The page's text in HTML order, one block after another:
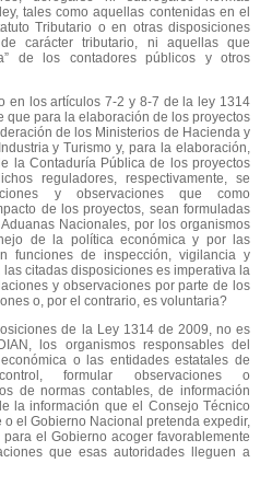
tales como aquellas contenidas en el
Tributario o en otras disposiciones
carácter tributario, ni aquellas que
de los contadores públicos y otros
en los artículos 7-2 y 8-7 de la ley 1314
que para la elaboración de los proyectos
de los Ministerios de Hacienda y
y Turismo y, para la elaboración,
la Contaduría Pública de los proyectos
reguladores, respectivamente, se
y observaciones que como
de los proyectos, sean formuladas
Nacionales, por los organismos
de la política económica y por las
funciones de inspección, vigilancia y
citadas disposiciones es imperativa la
y observaciones por parte de los
o, por el contrario, es voluntaria?
de la Ley 1314 de 2009, no es
los organismos responsables del
o las entidades estatales de
formular observaciones o
de normas contables, de información
la información que el Consejo Técnico
el Gobierno Nacional pretenda expedir,
el Gobierno acoger favorablemente
que esas autoridades lleguen a